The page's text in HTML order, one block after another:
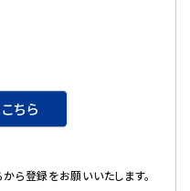
ちら
ら登録をお願いいたします。